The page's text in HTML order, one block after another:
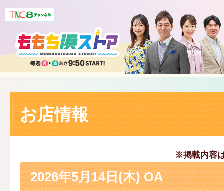
お店情報
※掲載内容
2026年5月14日(木) OA